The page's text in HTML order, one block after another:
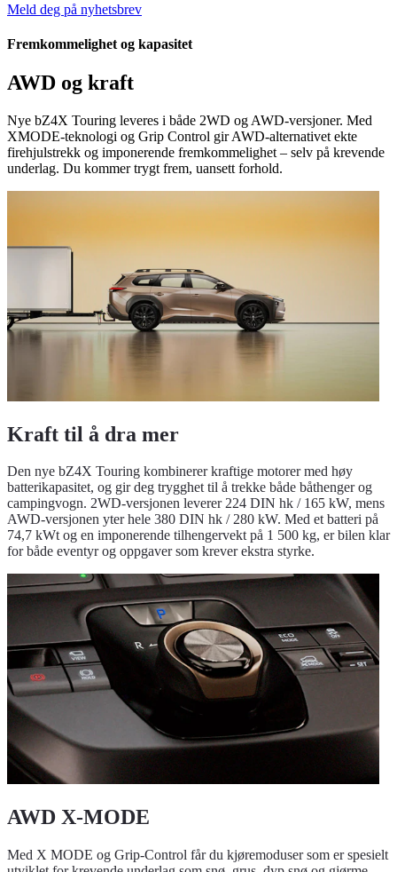
Meld deg på nyhetsbrev
Fremkommelighet og kapasitet
AWD og kraft
Nye bZ4X Touring leveres i både 2WD og AWD-versjoner. Med
XMODE-teknologi og Grip Control gir AWD-alternativet ekte
firehjulstrekk og imponerende fremkommelighet – selv på krevende
underlag. Du kommer trygt frem, uansett forhold.
Kraft til å dra mer
Den nye bZ4X Touring kombinerer kraftige motorer med høy
batterikapasitet, og gir deg trygghet til å trekke både båthenger og
campingvogn. 2WD-versjonen leverer 224 DIN hk / 165 kW, mens
AWD-versjonen yter hele 380 DIN hk / 280 kW. Med et batteri på
74,7 kWt og en imponerende tilhengervekt på 1 500 kg, er bilen klar
for både eventyr og oppgaver som krever ekstra styrke.
AWD X-MODE
Med X MODE og Grip-Control får du kjøremoduser som er spesielt